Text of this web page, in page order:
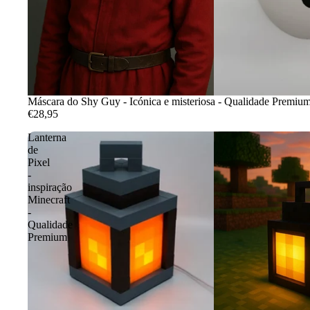
Máscara do Shy Guy - Icónica e misteriosa - Qualidade
€28,95
Lanterna
de
Pixel
-
inspiração
Minecraft
-
Qualidade
Premium